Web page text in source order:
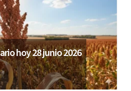
hoy 28 junio 2026